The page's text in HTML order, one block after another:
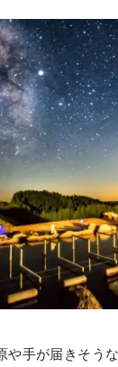
や手が届きそう